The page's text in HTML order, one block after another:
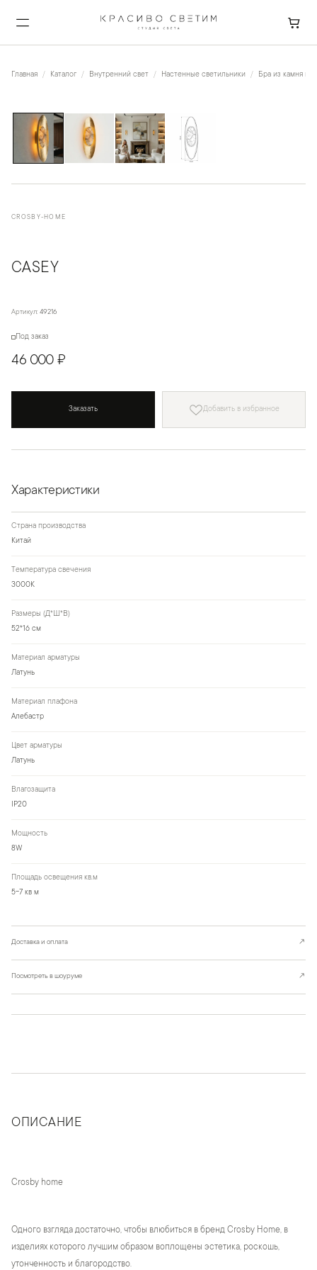
Главная Каталог Внутренний свет Настенные светильники Бра из камня и
CROSBY-HOME
CASEY
Артикул: 49216
Под заказ
46 000 ₽
Заказать Добавить в избранное
Характеристики
Страна производства
Китай
Температура свечения
3000К
Размеры (Д*Ш*В)
52*16 см
Материал арматуры
Латунь
Материал плафона
Алебастр
Цвет арматуры
Латунь
Влагозащита
IP20
Мощность
8W
Площадь освещения кв.м
5-7 кв м
Доставка и оплата ↗
Посмотреть в шоуруме ↗
ОПИСАНИЕ
Crosby home
Одного взгляда достаточно, чтобы влюбиться в бренд Crosby Home, в
изделиях которого лучшим образом воплощены эстетика, роскошь,
утонченность и благородство.